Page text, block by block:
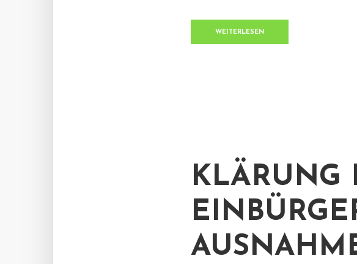
WEITERLESEN
KLÄRUNG